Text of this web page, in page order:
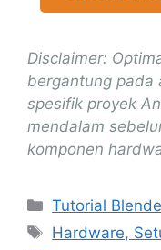
Disclaimer:
bergantung pada
spesifik proyek
mendalam
komponen
Categories
Tutorial
Tags
Hardware,